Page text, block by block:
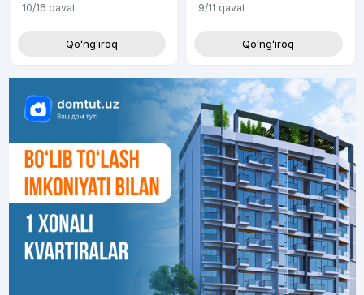
10/16 qavat
Qoʻngʻiroq
9/11 qavat
Qoʻngʻiroq